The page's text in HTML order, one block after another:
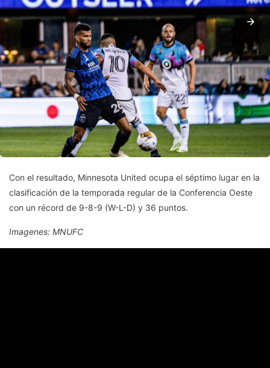
Con el resultado, Minnesota United ocupa el séptimo lugar en la
clasificación de la temporada regular de la Conferencia Oeste
con un récord de 9-8-9 (W-L-D) y 36 puntos.
Imagenes: MNUFC